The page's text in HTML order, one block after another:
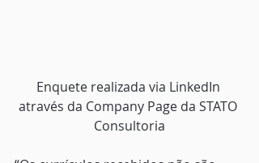
Enquete realizada via LinkedIn
através da Company Page da STATO
Consultoria